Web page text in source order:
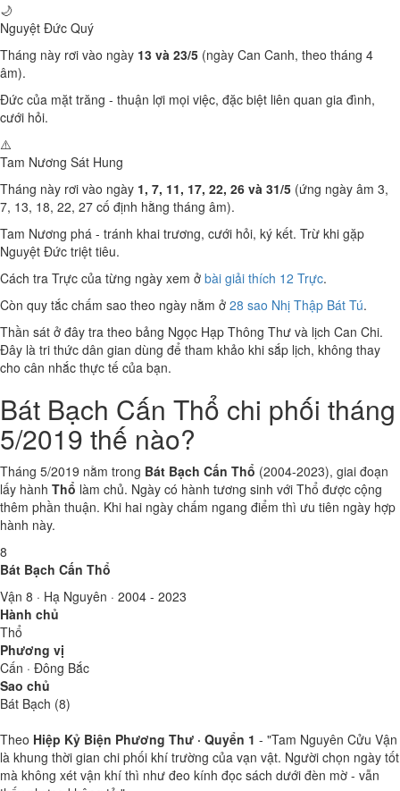
🌙
Nguyệt Đức Quý
Tháng này rơi vào ngày 13 và 23/5 (ngày Can Canh, theo tháng 4
âm).
Đức của mặt trăng - thuận lợi mọi việc, đặc biệt liên quan gia đình,
cưới hỏi.
⚠️
Tam Nương Sát Hung
Tháng này rơi vào ngày 1, 7, 11, 17, 22, 26 và 31/5 (ứng ngày âm 3,
7, 13, 18, 22, 27 cố định hằng tháng âm).
Tam Nương phá - tránh khai trương, cưới hỏi, ký kết. Trừ khi gặp
Nguyệt Đức triệt tiêu.
Cách tra Trực của từng ngày xem ở bài giải thích 12 Trực.
Còn quy tắc chấm sao theo ngày nằm ở 28 sao Nhị Thập Bát Tú.
Thần sát ở đây tra theo bảng Ngọc Hạp Thông Thư và lịch Can Chi.
Đây là tri thức dân gian dùng để tham khảo khi sắp lịch, không thay
cho cân nhắc thực tế của bạn.
Bát Bạch Cấn Thổ chi phối tháng
5/2019 thế nào?
Tháng 5/2019 nằm trong Bát Bạch Cấn Thổ (2004-2023), giai đoạn
lấy hành Thổ làm chủ. Ngày có hành tương sinh với Thổ được cộng
thêm phần thuận. Khi hai ngày chấm ngang điểm thì ưu tiên ngày hợp
hành này.
8
Bát Bạch Cấn Thổ
Vận 8 · Hạ Nguyên · 2004 - 2023
Hành chủ
Thổ
Phương vị
Cấn · Đông Bắc
Sao chủ
Bát Bạch (8)
Theo Hiệp Kỷ Biện Phương Thư · Quyển 1 - "Tam Nguyên Cửu Vận
là khung thời gian chi phối khí trường của vạn vật. Người chọn ngày tốt
mà không xét vận khí thì như đeo kính đọc sách dưới đèn mờ - vẫn